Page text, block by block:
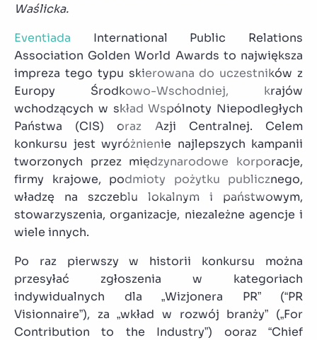
Waślicka.
Eventiada International Public Relations
Association Golden World Awards to największa
impreza tego typu skierowana do uczestników z
Europy Środkowo-Wschodniej, krajów
wchodzących w skład Wspólnoty Niepodległych
Państwa (CIS) oraz Azji Centralnej. Celem
konkursu jest wyróżnienie najlepszych kampanii
tworzonych przez międzynarodowe korporacje,
firmy krajowe, podmioty pożytku publicznego,
władzę na szczeblu lokalnym i państwowym,
stowarzyszenia, organizacje, niezależne agencje i
wiele innych.
Po raz pierwszy w historii konkursu można
przesyłać zgłoszenia w kategoriach
indywidualnych dla „Wizjonera PR” (“PR
Visionnaire”), za „wkład w rozwój branży” („For
Contribution to the Industry”) ooraz “Chief